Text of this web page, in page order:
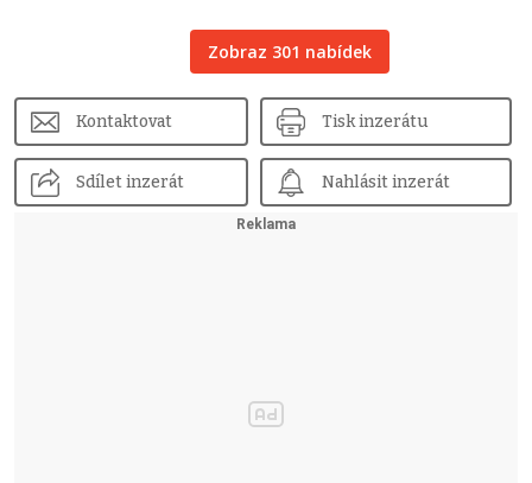
Zobraz 301 nabídek
Kontaktovat Tisk inzerátu
Sdílet inzerát Nahlásit inzerát